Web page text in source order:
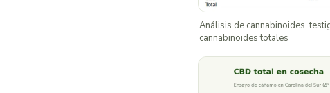
Análisis de cannabinoides,
cannabinoides totales